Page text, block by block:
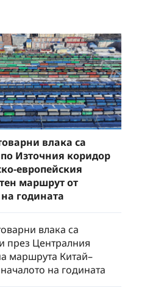
влака са
Източния коридор
европейския
маршрут от
годината
влака са
през Централния
маршрута Китай–
на годината